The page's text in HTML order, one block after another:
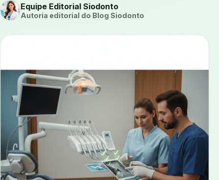
Equipe Editorial Siodonto
Autoria editorial do Blog Siodonto